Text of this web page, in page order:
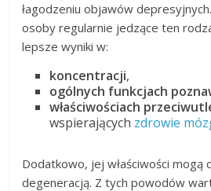
łagodzeniu objawów
osoby regularnie jedzące ten
lepsze wyniki w:
koncentracji,
ogólnych funkcjach
właściwościach
wspierających zdrowie
Dodatkowo, jej właściwości mogą
degeneracją. Z tych powodów